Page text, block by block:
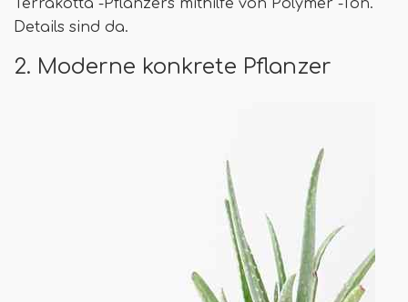
Terrakotta -Pflanzers mithilfe von Polymer -Ton.
Details sind da.
2. Moderne konkrete Pflanzer